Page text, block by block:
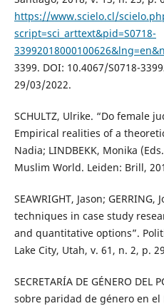
https://www.scielo.cl/
script=sci_arttext&pid=S0718-
3399. DOI: 10.4067/S0718-
29/03/2022.
SCHULTZ, Ulrike. “Do female
Empirical realities of a
Nadia; LINDBEKK, Monika
Muslim World. Leiden: Brill,
SEAWRIGHT, Jason; GERRING,
techniques in case study
and quantitative options”.
Lake City, Utah, v. 61, n. 2, p.
SECRETARÍA DE GÉNERO DEL
sobre paridad de género en el